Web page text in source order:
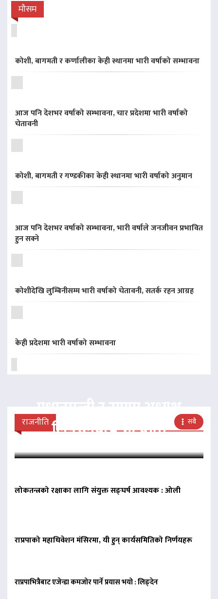
मौसम
कोशी, बागमती र कर्णालीका केही स्थानमा भारी वर्षाको सम्भावना
आज पनि देशभर वर्षाको सम्भावना, चार प्रदेशमा भारी वर्षाको
चेतावनी
कोशी, बागमती र गण्डकीका केही स्थानमा भारी वर्षाको अनुमान
आज पनि देशभर वर्षाको सम्भावना, भारी वर्षाले जनजीवन प्रभावित
हुन सक्ने
कोशीदेखि लुम्बिनीसम्म भारी वर्षाको चेतावनी, सतर्क रहन आग्रह
केही प्रदेशमा भारी वर्षाको सम्भावना
राजनीति सबै
प्रधानमन्त्री र राप्रपा अध्यक्ष
लिङदेनबीच भेटवार्ता
लोकतन्त्रको रक्षाका लागि संयुक्त सङ्घर्ष आवश्यक : ओली
राप्रपाको महाधिवेशन मंसिरमा, यी हुन् कार्यसमितिको निर्णयहरू
राप्रपाभित्रैबाट एजेन्डा कमजोर पार्ने प्रयास भयो : लिङ्देन